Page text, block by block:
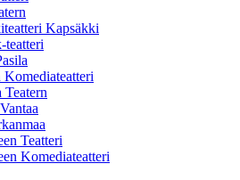
Kapsäkki
teatteri
Komediateatteri
Teatern
Teatteri
Komediateatteri